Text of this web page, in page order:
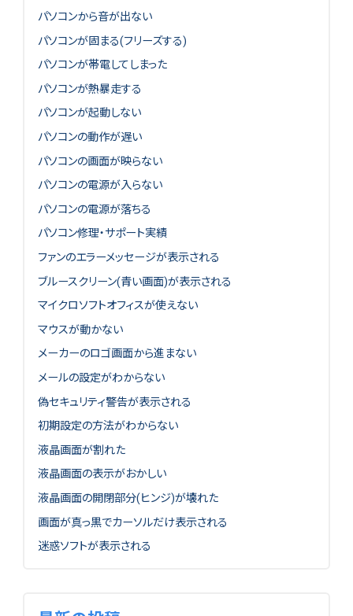
パソコンから音が出ない
パソコンが固まる(フリーズする)
パソコンが帯電してしまった
パソコンが熱暴走する
パソコンが起動しない
パソコンの動作が遅い
パソコンの画面が映らない
パソコンの電源が入らない
パソコンの電源が落ちる
パソコン修理・サポート実績
ファンのエラーメッセージが表示される
ブルースクリーン(青い画面)が表示される
マイクロソフトオフィスが使えない
マウスが動かない
メーカーのロゴ画面から進まない
メールの設定がわからない
偽セキュリティ警告が表示される
初期設定の方法がわからない
液晶画面が割れた
液晶画面の表示がおかしい
液晶画面の開閉部分(ヒンジ)が壊れた
画面が真っ黒でカーソルだけ表示される
迷惑ソフトが表示される